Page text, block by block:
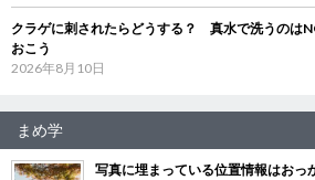
クラゲに刺されたらどうする？ 真水で洗うのは
おこう
2026年8月10日
まめ学
写真に埋まっている位置情報はお